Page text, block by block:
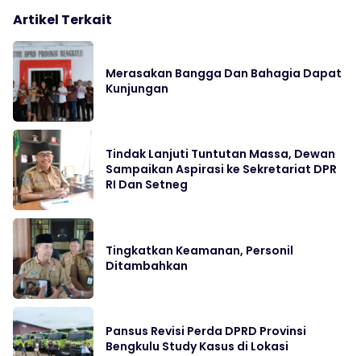
Artikel Terkait
Merasakan Bangga Dan Bahagia Dapat
Kunjungan
Tindak Lanjuti Tuntutan Massa, Dewan
Sampaikan Aspirasi ke Sekretariat DPR
RI Dan Setneg
Tingkatkan Keamanan, Personil
Ditambahkan
Pansus Revisi Perda DPRD Provinsi
Bengkulu Study Kasus di Lokasi